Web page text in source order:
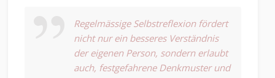
Regelmässige Selbstreflexion fördert
nicht nur ein besseres Verständnis
der eigenen Person, sondern erlaubt
auch, festgefahrene Denkmuster und